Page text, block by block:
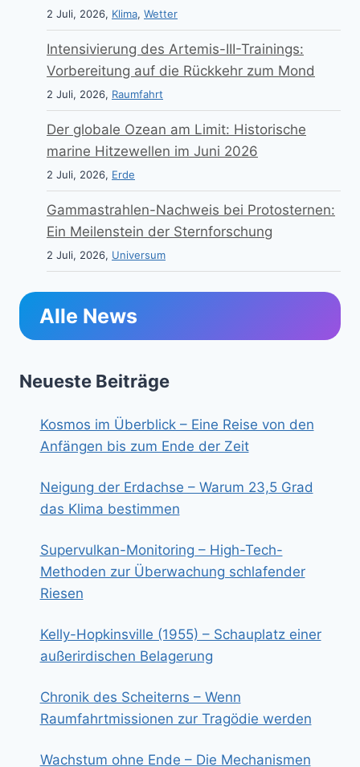
2 Juli, 2026, Klima, Wetter
Intensivierung des Artemis-III-Trainings:
Vorbereitung auf die Rückkehr zum Mond
2 Juli, 2026, Raumfahrt
Der globale Ozean am Limit: Historische
marine Hitzewellen im Juni 2026
2 Juli, 2026, Erde
Gammastrahlen-Nachweis bei Protosternen:
Ein Meilenstein der Sternforschung
2 Juli, 2026, Universum
Alle News
Neueste Beiträge
Kosmos im Überblick – Eine Reise von den
Anfängen bis zum Ende der Zeit
Neigung der Erdachse – Warum 23,5 Grad
das Klima bestimmen
Supervulkan-Monitoring – High-Tech-
Methoden zur Überwachung schlafender
Riesen
Kelly-Hopkinsville (1955) – Schauplatz einer
außerirdischen Belagerung
Chronik des Scheiterns – Wenn
Raumfahrtmissionen zur Tragödie werden
Wachstum ohne Ende – Die Mechanismen